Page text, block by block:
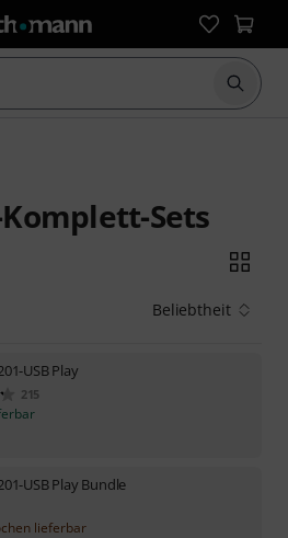
Suche
Sets
Beliebtheit
USB Play
215
USB Play Bundle
lieferbar